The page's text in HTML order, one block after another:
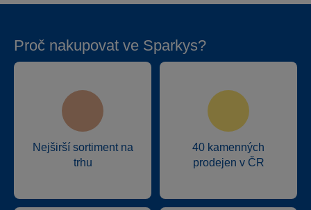
Proč nakupovat ve Sparkys?
Nejširší sortiment na
trhu
40 kamenných
prodejen v ČR